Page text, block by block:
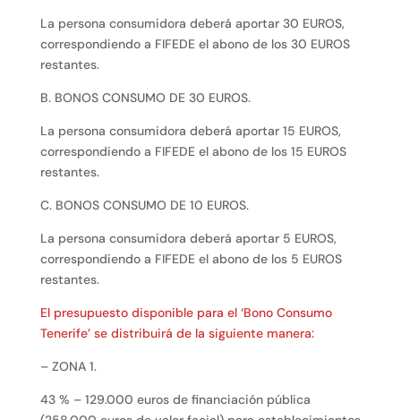
La persona consumidora deberá aportar 30 EUROS,
correspondiendo a FIFEDE el abono de los 30 EUROS
restantes.
B. BONOS CONSUMO DE 30 EUROS.
La persona consumidora deberá aportar 15 EUROS,
correspondiendo a FIFEDE el abono de los 15 EUROS
restantes.
C. BONOS CONSUMO DE 10 EUROS.
La persona consumidora deberá aportar 5 EUROS,
correspondiendo a FIFEDE el abono de los 5 EUROS
restantes.
El presupuesto disponible para el ‘Bono Consumo
Tenerife’ se distribuirá de la siguiente manera:
– ZONA 1.
43 % – 129.000 euros de financiación pública